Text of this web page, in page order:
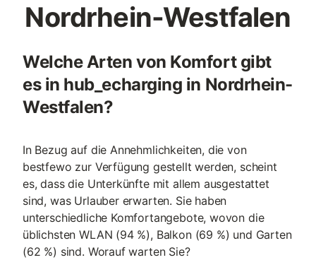
Nordrhein-Westfalen
Welche Arten von Komfort gibt
es in hub_echarging in Nordrhein-
Westfalen?
In Bezug auf die Annehmlichkeiten, die von
bestfewo zur Verfügung gestellt werden, scheint
es, dass die Unterkünfte mit allem ausgestattet
sind, was Urlauber erwarten. Sie haben
unterschiedliche Komfortangebote, wovon die
üblichsten WLAN (94 %), Balkon (69 %) und Garten
(62 %) sind. Worauf warten Sie?